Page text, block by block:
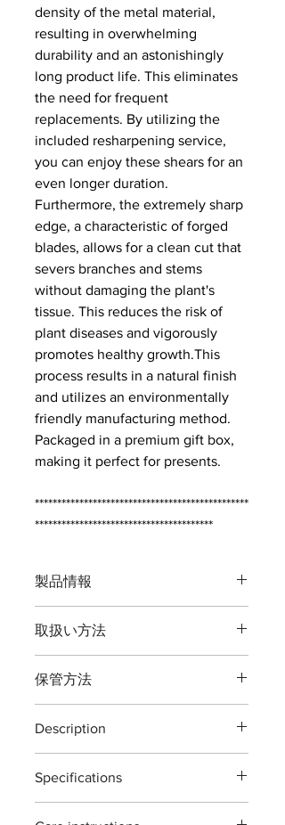
density of the metal material,
resulting in overwhelming
durability and an astonishingly
long product life. This eliminates
the need for frequent
replacements. By utilizing the
included resharpening service,
you can enjoy these shears for an
even longer duration.
Furthermore, the extremely sharp
edge, a characteristic of forged
blades, allows for a clean cut that
severs branches and stems
without damaging the plant's
tissue. This reduces the risk of
plant diseases and vigorously
promotes healthy growth.This
process results in a natural finish
and utilizes an environmentally
friendly manufacturing method.
Packaged in a premium gift box,
making it perfect for presents.
************************************************
****************************************
製品情報
全長：約１６５ミリ
重量：約１８０グラム
刃渡：約５０ミリ
鋼材： 鍛造特殊鋼
加工：特殊メッキ加工
最大切断能力：生木直径約１０ミリ
※手作り製品の為「寸法及び重量」は
若干の違いがある場合がございますが
取扱い方法
ミリまでです。
主に生花・花切る道具です。
植物以外の切断、無理な使い方をする
と破損する場合がございますご注意く
ださい。
保管方法
た汚れをよくふき取り道具箱や室内で
の保管をおすすめいたします。汚れを
ふき取る際に刃物用油（ミシン油でも
よい）で拭き取り本体を保護する事で
錆びが発生しにくくなります。
Description
The T8CR ikebana scissors are
traditional designed for general
Specifications